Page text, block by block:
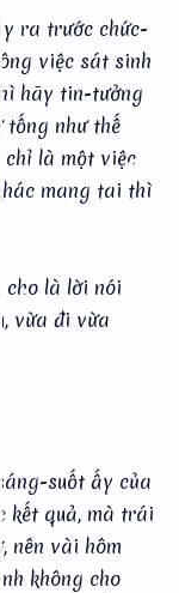
ra trước chức-
việc sát sinh
hãy tin-tưởng
tống như thế
chỉ là một việc
mang tai thì
là lời nói
vừa đi vừa
suốt ấy của
kết quả, mà trái
nên vài hôm
không cho